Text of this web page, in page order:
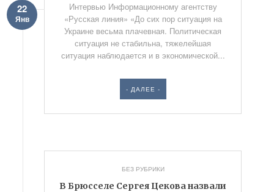
22
Янв
Интервью Информационному агентству
«Русская линия» «До сих пор ситуация на
Украине весьма плачевная. Политическая
ситуация не стабильна, тяжелейшая
ситуация наблюдается и в экономической...
- ДАЛЕЕ -
БЕЗ РУБРИКИ
В Брюсселе Сергея Цекова назвали